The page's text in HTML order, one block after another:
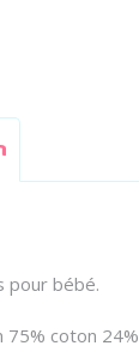
pour bébé.
75% coton 24%